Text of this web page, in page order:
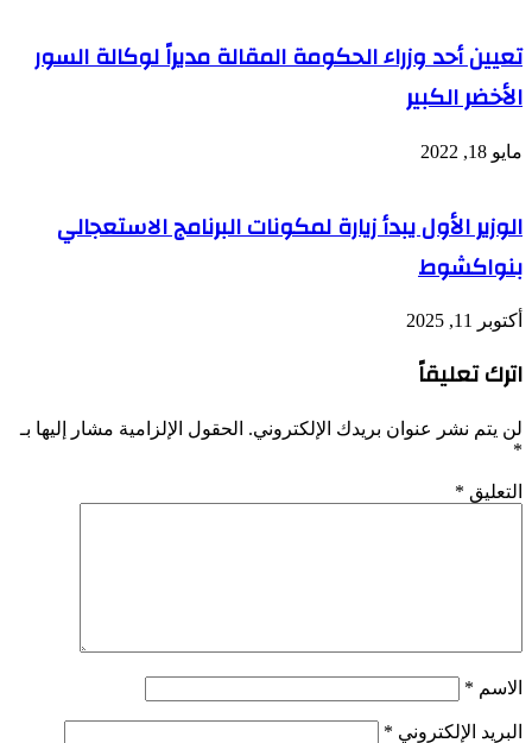
تعيين أحد وزراء الحكومة المقالة مديراً لوكالة السور
الأخضر الكبير
مايو 18, 2022
الوزير الأول يبدأ زيارة لمكونات البرنامج الاستعجالي
بنواكشوط
أكتوبر 11, 2025
اترك تعليقاً
لن يتم نشر عنوان بريدك الإلكتروني. الحقول الإلزامية مشار إليها بـ
*
التعليق *
الاسم *
البريد الإلكتروني *